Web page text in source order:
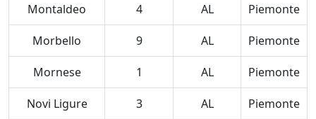
Montaldeo 4 AL Piemonte
Morbello 9 AL Piemonte
Mornese 1 AL Piemonte
Novi Ligure 3 AL Piemonte